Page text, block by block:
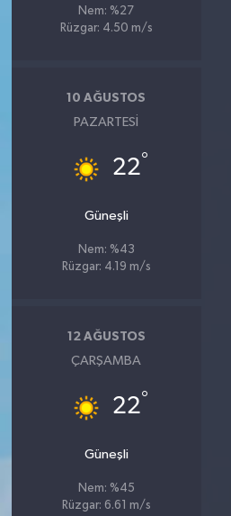
Nem: %27
Rüzgar: 4.50 m/s
10 AĞUSTOS
PAZARTESI
22°
Güneşli
Nem: %43
Rüzgar: 4.19 m/s
12 AĞUSTOS
ÇARŞAMBA
22°
Güneşli
Nem: %45
Rüzgar: 6.61 m/s